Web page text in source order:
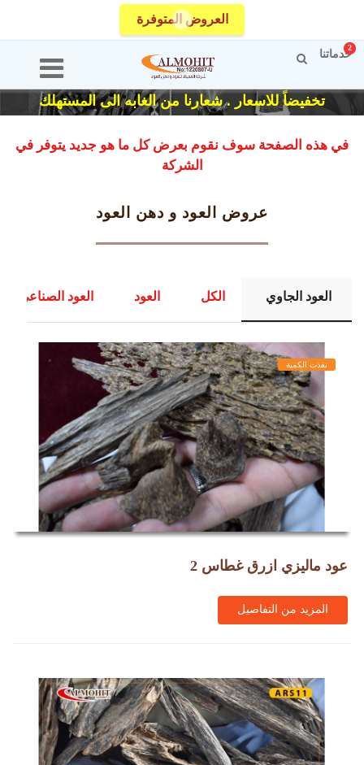
العروض المتوفرة
خدماتنا
2
تخفيضاً للاسعار . شعارنا من الغابه الى المستهلك
في هذه الصفحة سوف نقوم بعرض كل ما هو جديد يتوفر في
الشركة
عروض العود و دهن العود
العود الجاوي الكل العود العود الصناعي
نفذت الكمية
عود ماليزي ازرق غطاس 2
المزيد من التفاصيل